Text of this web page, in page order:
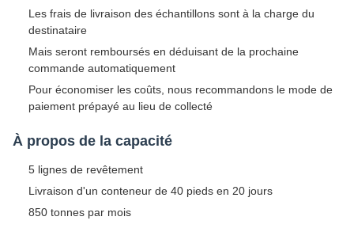
Les frais de livraison des échantillons sont à la charge du
destinataire
Mais seront remboursés en déduisant de la prochaine
commande automatiquement
Pour économiser les coûts, nous recommandons le mode de
paiement prépayé au lieu de collecté
À propos de la capacité
5 lignes de revêtement
Livraison d'un conteneur de 40 pieds en 20 jours
850 tonnes par mois